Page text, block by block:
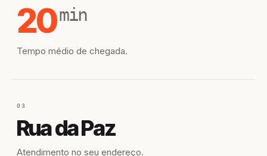
20min
Tempo médio de chegada.
03
Rua da Paz
Atendimento no seu endereço.